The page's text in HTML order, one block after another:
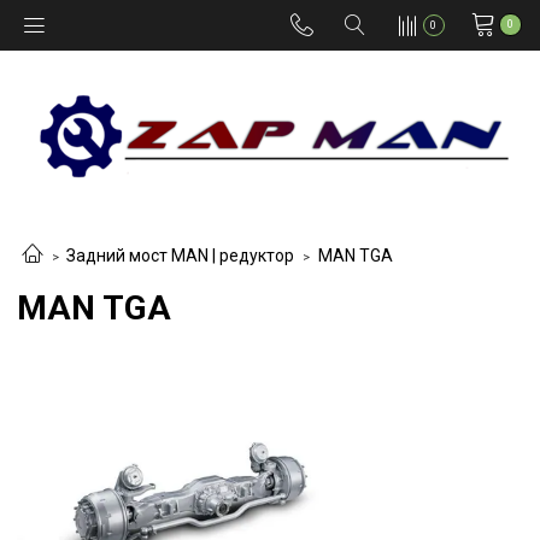
0 0
Задний мост MAN | редуктор MAN TGA
MAN TGA